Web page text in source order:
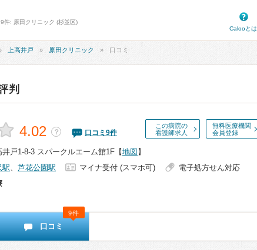
件: 原田クリニック (杉並区)
Calooとは
上高井戸 原田クリニック 口コミ
判
この病院の
看護師求人
無料医療機関
会員登録
4.02 ？ 口コミ 9件
戸1-8-3 スパークルエーム館1F 【地図 】
駅、 芦花公園駅 マイナ受付 (スマホ可)
電子処方せん対応
口コミ
9件